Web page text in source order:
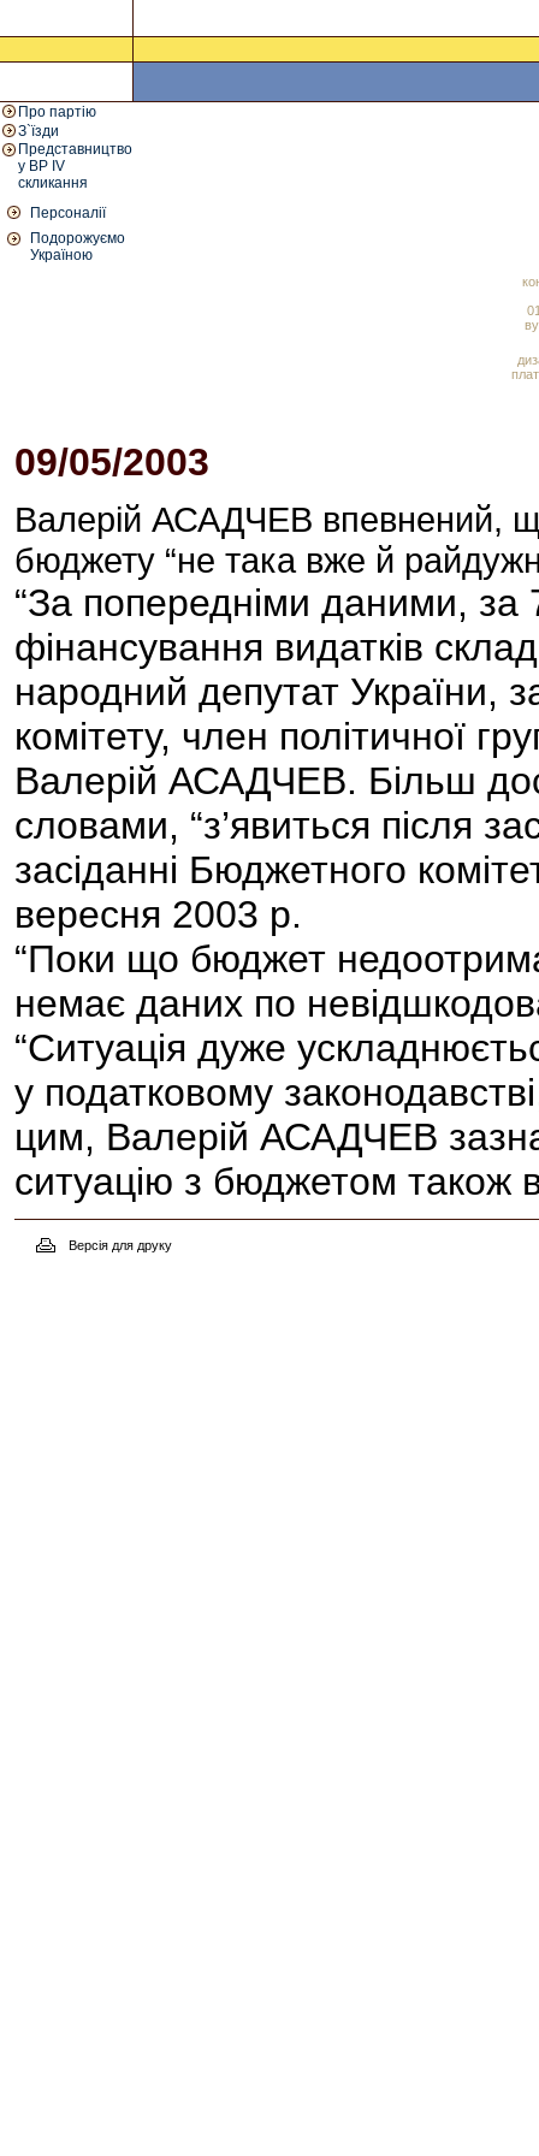
Про партію
З`їзди
Представництво
у ВР IV
скликання
Персоналії
Подорожуємо
Україною
09/05/2003
Валерій АСАДЧЕВ впевнений,
бюджету “не така вже й
“За попередніми даними, за
фінансування видатків
народний депутат України,
комітету, член політичної
Валерій АСАДЧЕВ. Більш
словами, “з’явиться після
засіданні Бюджетного
вересня 2003 р.
“Поки що бюджет
немає даних по
“Ситуація дуже
у податковому
цим, Валерій АСАДЧЕВ
ситуацію з бюджетом також
Версія для друку